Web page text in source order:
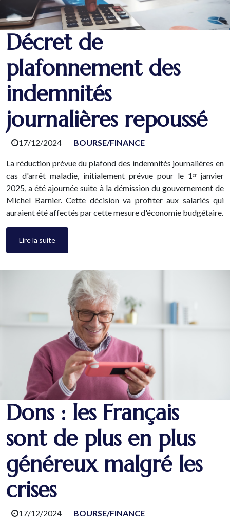
Décret de
plafonnement des
indemnités
journalières repoussé
17/12/2024 BOURSE/FINANCE
La réduction prévue du plafond des indemnités journalières en
cas d'arrêt maladie, initialement prévue pour le 1ᵉʳ janvier
2025, a été ajournée suite à la démission du gouvernement de
Michel Barnier. Cette décision va profiter aux salariés qui
auraient été affectés par cette mesure d'économie budgétaire.
Lire la suite
Dons : les Français
sont de plus en plus
généreux malgré les
crises
17/12/2024 BOURSE/FINANCE